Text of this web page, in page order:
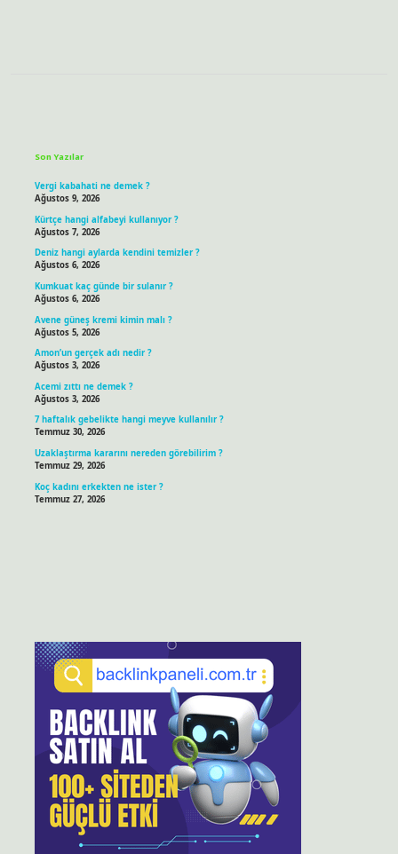
Son Yazılar
Vergi kabahati ne demek ?
Ağustos 9, 2026
Kürtçe hangi alfabeyi kullanıyor ?
Ağustos 7, 2026
Deniz hangi aylarda kendini temizler ?
Ağustos 6, 2026
Kumkuat kaç günde bir sulanır ?
Ağustos 6, 2026
Avene güneş kremi kimin malı ?
Ağustos 5, 2026
Amon’un gerçek adı nedir ?
Ağustos 3, 2026
Acemi zıttı ne demek ?
Ağustos 3, 2026
7 haftalık gebelikte hangi meyve kullanılır ?
Temmuz 30, 2026
Uzaklaştırma kararını nereden görebilirim ?
Temmuz 29, 2026
Koç kadını erkekten ne ister ?
Temmuz 27, 2026